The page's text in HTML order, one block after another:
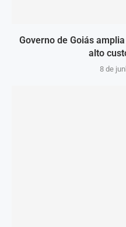
Governo de Goiás
alto
8 de